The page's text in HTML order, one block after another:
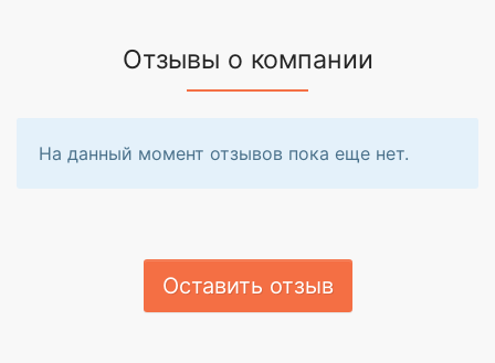
Отзывы о компании
На данный момент отзывов пока еще нет.
Оставить отзыв